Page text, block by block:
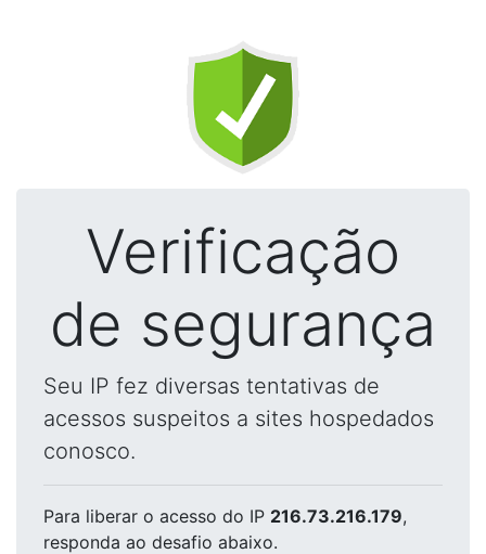
Verificação
de segurança
Seu IP fez diversas tentativas de
acessos suspeitos a sites hospedados
conosco.
Para liberar o acesso do IP 216.73.216.179,
responda ao desafio abaixo.